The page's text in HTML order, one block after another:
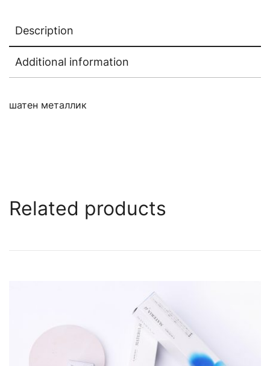
Description
Additional information
шатен металлик
Related products